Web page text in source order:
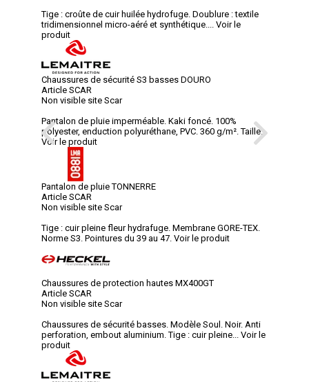
Tige : croûte de cuir huilée hydrofuge. Doublure : textile
tridimensionnel micro-aéré et synthétique....
Voir le
produit
Chaussures de sécurité S3 basses DOURO
Article SCAR
Non visible site Scar
Pantalon de pluie imperméable. Kaki foncé. 100%
polyester, enduction polyuréthane, PVC. 360 g/m². Taille...
Voir le produit
Pantalon de pluie TONNERRE
Article SCAR
Non visible site Scar
Tige : cuir pleine fleur hydrafuge. Membrane GORE-TEX.
Norme S3. Pointures du 39 au 47. Voir le produit
Chaussures de protection hautes MX400GT
Article SCAR
Non visible site Scar
Chaussures de sécurité basses. Modèle Soul. Noir. Anti
perforation, embout aluminium. Tige : cuir pleine...
Voir le
produit